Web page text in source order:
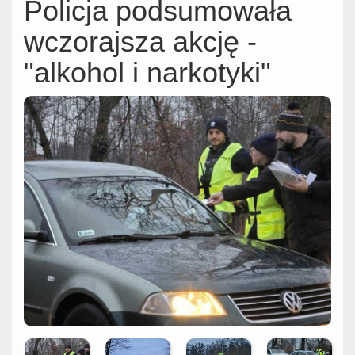
Policja podsumowała
wczorajsza akcję -
"alkohol i narkotyki"